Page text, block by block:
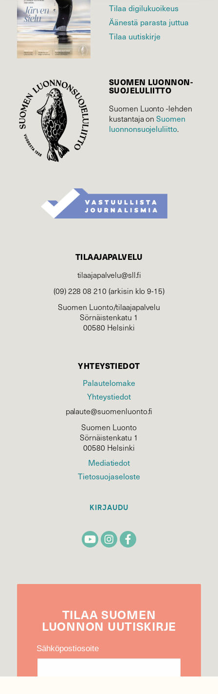
Tilaa digilukuoikeus
Äänestä parasta juttua
Tilaa uutiskirje
SUOMEN LUONNON­
SUOJELU­LIITTO
Suomen Luonto -lehden
kustantaja onSuomen
luonnonsuojelu­liitto.
TILAAJAPALVELU
tilaajapalvelu@sll.fi
(09) 228 08 210 (arkisin klo 9-15)
Suomen Luonto/tilaajapalvelu
Sörnäistenkatu 1
00580 Helsinki
YHTEYSTIEDOT
Palautelomake
Yhteystiedot
palaute@suomenluonto.fi
Suomen Luonto
Sörnäistenkatu 1
00580 Helsinki
Mediatiedot
Tietosuojaseloste
KIRJAUDU
TILAA SUOMEN
LUONNON UUTIS­KIRJE
Sähköpostiosoite